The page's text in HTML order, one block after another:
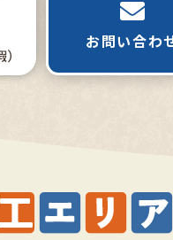
お問い合わ